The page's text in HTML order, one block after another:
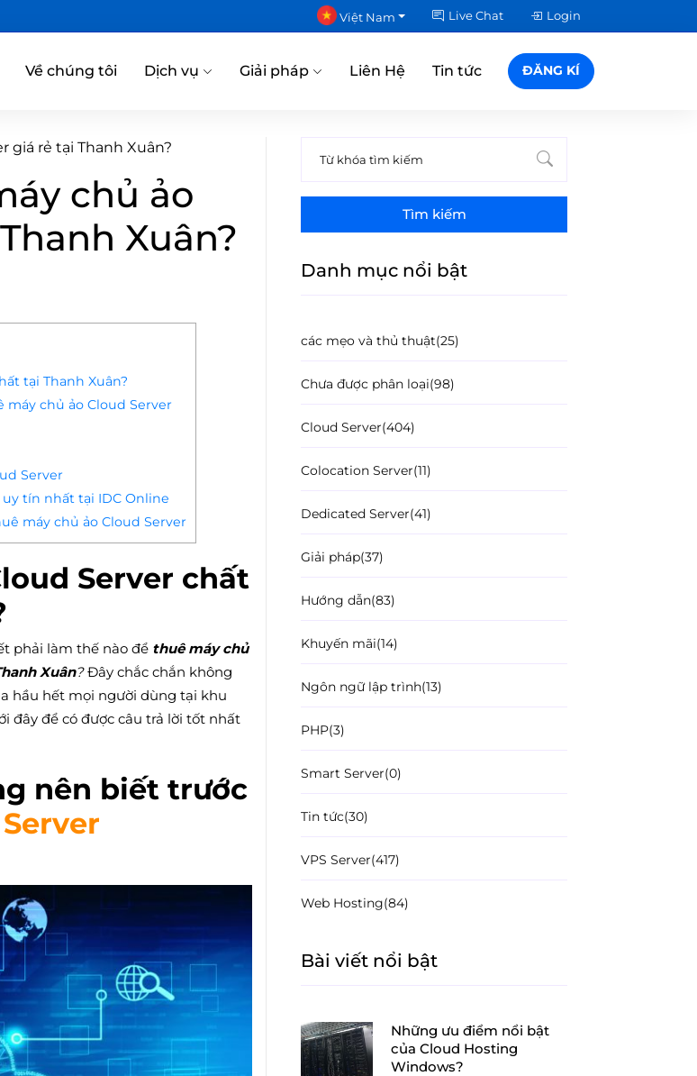
Việt Nam Live Chat Login
Về chúng tôi Dịch vụ Giải pháp Liên Hệ Tin tức ĐĂNG KÍ
giá rẻ tại Thanh Xuân?
chủ ảo
Xuân?
tại Thanh Xuân?
chủ ảo Cloud Server
Server
tín nhất tại IDC Online
máy chủ ảo Cloud Server
Server chất
phải làm thế nào để thuê máy chủ
Xuân?Đây chắc chắn không
hầu hết mọi người dùng tại khu
đây để có được câu trả lời tốt nhất
nên biết trước
Tìm kiếm
Danh mục nổi bật
các mẹo và thủ thuật(25)
Chưa được phân loại(98)
Cloud Server(404)
Colocation Server(11)
Dedicated Server(41)
Giải pháp(37)
Hướng dẫn(83)
Khuyến mãi(14)
Ngôn ngữ lập trình(13)
PHP(3)
Smart Server(0)
Tin tức(30)
VPS Server(417)
Web Hosting(84)
Bài viết nổi bật
Những ưu điểm nổi bật
của Cloud Hosting
Windows?